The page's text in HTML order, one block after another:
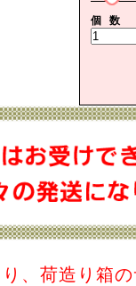
個 数
、荷造り箱